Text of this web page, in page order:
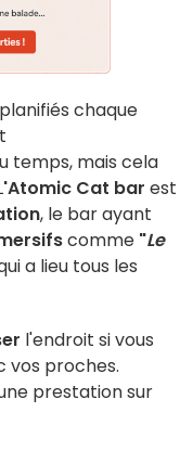
chaque
temps, mais cela
'Atomic Cat bar est
, le bar ayant
comme "Le
a lieu tous les
l'endroit si vous
vos proches.
prestation sur